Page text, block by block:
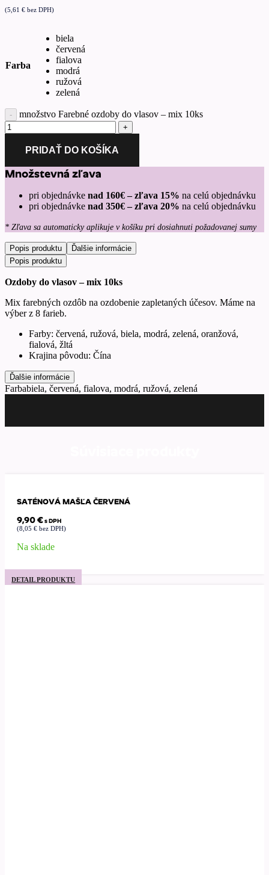
(5,61 € bez DPH)
Farba
biela
červená
fialova
modrá
ružová
zelená
množstvo Farebné ozdoby do vlasov – mix 10ks
PRIDAŤ DO KOŠÍKA
Množstevná zľava
pri objednávke nad 160€ – zľava 15% na celú objednávku
pri objednávke nad 350€ – zľava 20% na celú objednávku
* Zľava sa automaticky aplikuje v košíku pri dosiahnuti požadovanej sumy
Popis produktu
Ďalšie informácie
Popis produktu
Ozdoby do vlasov – mix 10ks
Mix farebných ozdôb na ozdobenie zapletaných účesov. Máme na
výber z 8 farieb.
Farby: červená, ružová, biela, modrá, zelená, oranžová,
fialová, žltá
Krajina pôvodu: Čína
Ďalšie informácie
Farbabiela, červená, fialova, modrá, ružová, zelená
SATÉNOVÁ MAŠĽA ČERVENÁ
9,90€s DPH
(8,05 € bez DPH)
Na sklade
DETAIL PRODUKTU